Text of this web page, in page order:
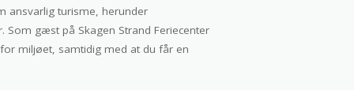
ansvarlig turisme, herunder
gæst på Skagen Strand Feriecenter
miljøet, samtidig med at du får en